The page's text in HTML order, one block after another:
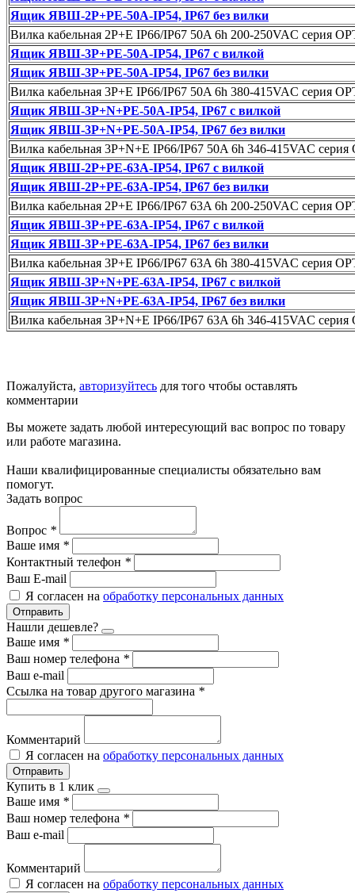
Ящик ЯВШ-2P+PE-50А-IP54, IP67 без вилки
Вилка кабельная 2P+E IP66/IP67 50A 6h 200-250VAC серия
Ящик ЯВШ-3P+PE-50А-IP54, IP67 с вилкой
Ящик ЯВШ-3P+PE-50А-IP54, IP67 без вилки
Вилка кабельная 3P+E IP66/IP67 50A 6h 380-415VAC серия
Ящик ЯВШ-3P+N+PE-50А-IP54, IP67 с вилкой
Ящик ЯВШ-3P+N+PE-50А-IP54, IP67 без вилки
Вилка кабельная 3P+N+E IP66/IP67 50A 6h 346-415VAC
Ящик ЯВШ-2P+PE-63А-IP54, IP67 с вилкой
Ящик ЯВШ-2P+PE-63А-IP54, IP67 без вилки
Вилка кабельная 2P+E IP66/IP67 63A 6h 200-250VAC серия
Ящик ЯВШ-3P+PE-63А-IP54, IP67 с вилкой
Ящик ЯВШ-3P+PE-63А-IP54, IP67 без вилки
Вилка кабельная 3P+E IP66/IP67 63A 6h 380-415VAC серия
Ящик ЯВШ-3P+N+PE-63А-IP54, IP67 с вилкой
Ящик ЯВШ-3P+N+PE-63А-IP54, IP67 без вилки
Вилка кабельная 3P+N+E IP66/IP67 63A 6h 346-415VAC
Пожалуйста, авторизуйтесь для того чтобы оставлять
комментарии
Вы можете задать любой интересующий вас вопрос по товару
или работе магазина.
Наши квалифицированные специалисты обязательно вам
помогут.
Задать вопрос
Вопрос *
Ваше имя *
Контактный телефон *
Ваш E-mail
Я согласен на обработку персональных данных
Отправить
Нашли дешевле?
Ваше имя *
Ваш номер телефона *
Ваш e-mail
Ссылка на товар другого магазина *
Комментарий
Я согласен на обработку персональных данных
Отправить
Купить в 1 клик
Ваше имя *
Ваш номер телефона *
Ваш e-mail
Комментарий
Я согласен на обработку персональных данных